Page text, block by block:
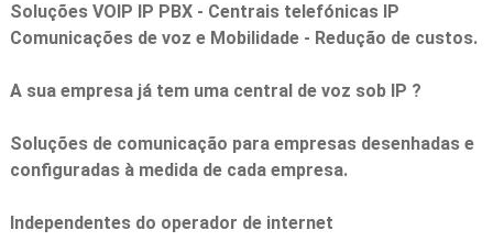
Soluções VOIP IP PBX - Centrais telefónicas IP
Comunicações de voz e Mobilidade - Redução de custos.
A sua empresa já tem uma central de voz sob IP ?
Soluções de comunicação para empresas desenhadas e
configuradas à medida de cada empresa.
Independentes do operador de internet